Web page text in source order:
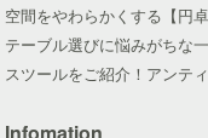
空間をやわらかくする【円
テーブル選びに悩みがちな
スツールをご紹介！アンテ